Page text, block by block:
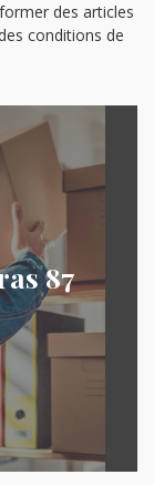
des articles
conditions de
87